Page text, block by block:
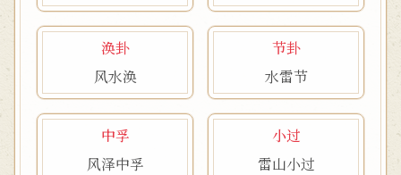
涣卦
风水涣
节卦
水雷节
中孚
风泽中孚
小过
雷山小过